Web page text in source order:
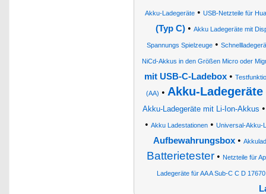
Akku-Ladegeräte• USB-Netzteile für
(Typ C)• Akku Ladegeräte mit
Spannungs Spielzeuge •
NiCd-Akkus in den Größen Micro oder
mit USB-C-Ladebox•
(AA) • Akku-Ladegeräte
Akku-Ladegeräte mit Li-Ion-Akkus
• Akku Ladestationen • Universal-Akku-
Aufbewahrungsbox•
Batterietester• Netzteile für
Ladegeräte für AA A Sub-C C D